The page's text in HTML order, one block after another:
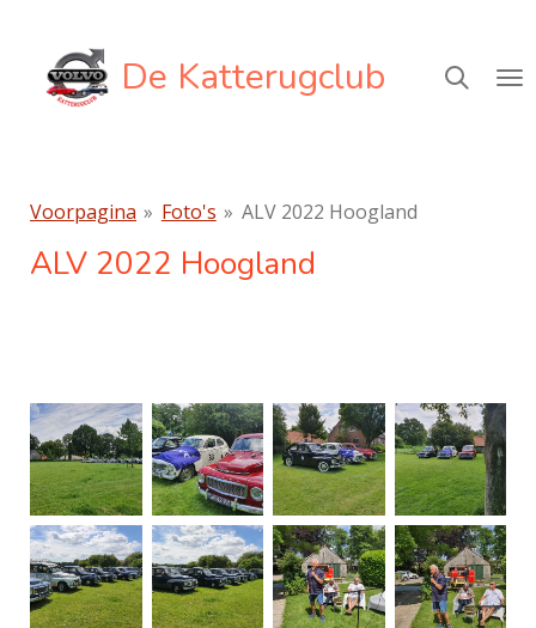
direct
naar
De Katterugclub
Voorpagina » Foto's » ALV 2022 Hoogland
ALV 2022 Hoogland